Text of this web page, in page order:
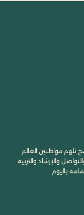
تلهم مواطنين العالم
والإرشاد والتربية
باليوم